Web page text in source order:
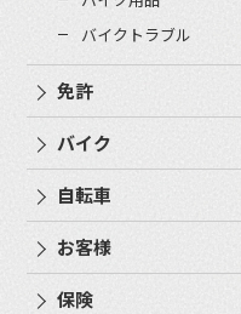
バイクトラブル
免許
バイク
自転車
お客様
保険